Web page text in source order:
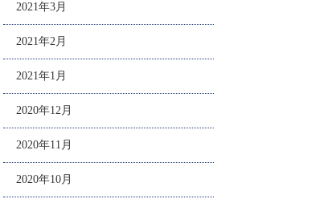
2021年3月
2021年2月
2021年1月
2020年12月
2020年11月
2020年10月